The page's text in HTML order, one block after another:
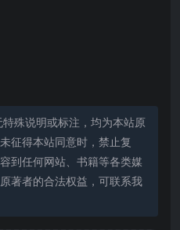
殊说明或标注，均为本站原
征得本站同意时，禁止复
到任何网站、书籍等各类媒
著者的合法权益，可联系我